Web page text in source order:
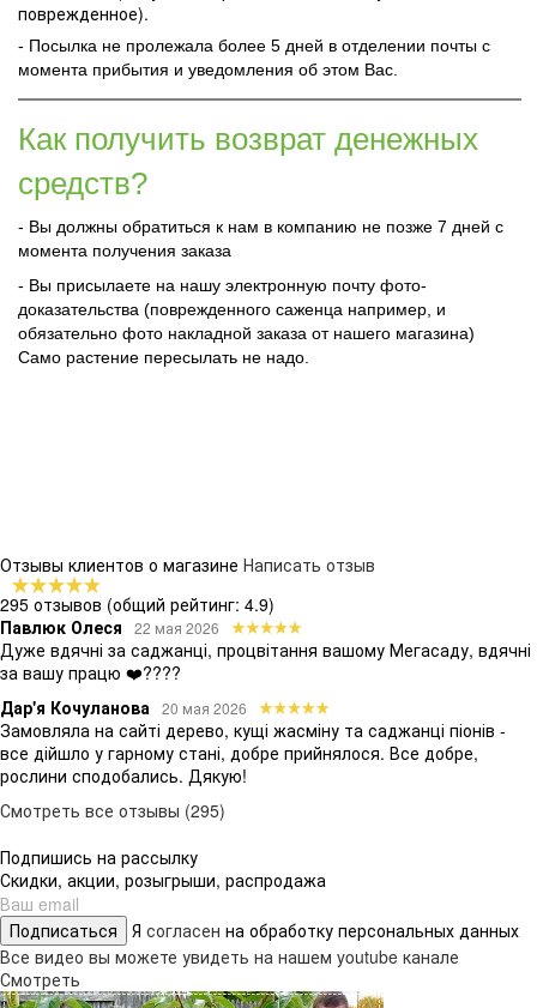
поврежденное).
- Посылка не пролежала более 5 дней в отделении почты с
момента прибытия и уведомления об этом Вас.
Как получить возврат денежных
средств?
- Вы должны обратиться к нам в компанию не позже 7 дней с
момента получения заказа
- Вы присылаете на нашу электронную почту фото-
доказательства (поврежденного саженца например, и
обязательно фото накладной заказа от нашего магазина)
Само растение пересылать не надо.
Отзывы клиентов о магазине Написать отзыв
295 отзывов (общий рейтинг: 4.9)
Павлюк Олеся
22 мая 2026
Дуже вдячні за саджанці, процвітання вашому Мегасаду, вдячні
за вашу працю ❤️????
Дар'я Кочуланова
20 мая 2026
Замовляла на сайті дерево, кущі жасміну та саджанці піонів -
все дійшло у гарному стані, добре прийнялося. Все добре,
рослини сподобались. Дякую!
Смотреть все отзывы (295)
Подпишись на рассылку
Скидки, акции, розыгрыши, распродажа
Подписаться Я согласен на обработку персональных данных
Все видео вы можете увидеть на нашем youtube канале
Смотреть